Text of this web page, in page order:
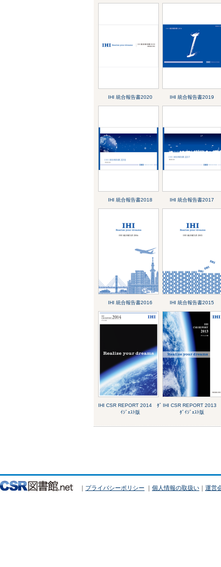
IHI 統合報告書2020 IHI 統合報告書2019
IHI 統合報告書2018 IHI 統合報告書2017
IHI 統合報告書2016 IHI 統合報告書2015
IHI CSR REPORT 2014 ﾀﾞ
ｲｼﾞｪｽﾄ版
IHI CSR REPORT 2013
ﾀﾞｲｼﾞｪｽﾄ版
｜ プライバシーポリシー ｜ 個人情報の取扱い ｜ 運営